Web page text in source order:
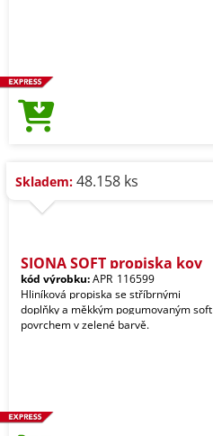
Skladem: 48.158 ks
SIONA SOFT propiska kov
kód výrobku:APR_116599
Hliníková propiska se stříbrnými
doplňky a měkkým pogumovaným soft
povrchem v zelené barvě.